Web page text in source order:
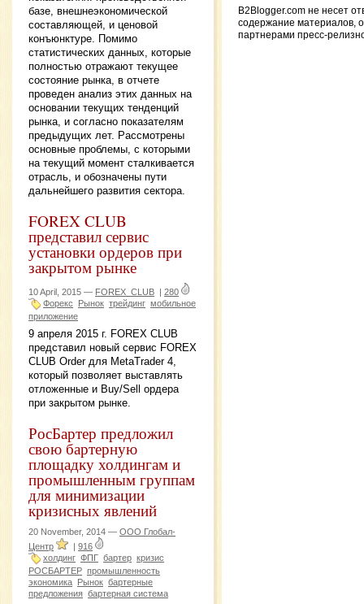
базе, внешнеэкономической
составляющей, и ценовой
конъюнктуре. Помимо
статистических данных, которые
полностью отражают текущее
состояние рынка, в отчете
проведен анализ этих данных на
основании текущих тенденций
рынка, и согласно показателям
предыдущих лет. Рассмотрены
основные проблемы, с которыми
на текущий момент сталкивается
отрасль, и обозначены пути
дальнейшего развития сектора.
FOREX CLUB
представил сервис
установки ордеров при
закрытом рынке
10 April, 2015 — FOREX_CLUB | 280
Форекс
Рынок трейдинг мобильное
приложение
9 апреля 2015 г. FOREX CLUB
представил новый сервис FOREX
CLUB Order для MetaTrader 4,
который позволяет выставлять
отложенные и Buy/Sell ордера
при закрытом рынке.
РосБартер предложил
свою бартерную
площадку холдингам и
промышленным группам
для минимизации
кризисных явлений
20 November, 2014 — ООО Глобал-
Центр
| 916
холдинг ФПГ бартер кризис
РОСБАРТЕР промышленность
экономика Рынок бартерные
предложения бартерная система
B2Blogger.com не несет
содержание материалов,
партнерами пресс-